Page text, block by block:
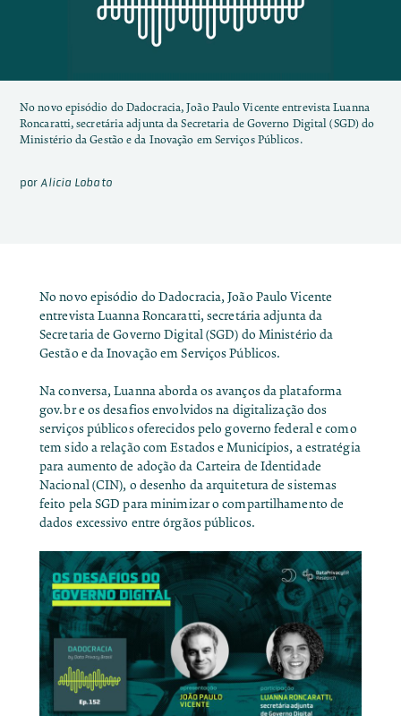
No novo episódio do Dadocracia, João Paulo Vicente entrevista Luanna
Roncaratti, secretária adjunta da Secretaria de Governo Digital (SGD) do
Ministério da Gestão e da Inovação em Serviços Públicos.
porAlicia Lobato
No novo episódio do Dadocracia, João Paulo Vicente
entrevista Luanna Roncaratti, secretária adjunta da
Secretaria de Governo Digital (SGD) do Ministério da
Gestão e da Inovação em Serviços Públicos.
Na conversa, Luanna aborda os avanços da plataforma
gov.br e os desafios envolvidos na digitalização dos
serviços públicos oferecidos pelo governo federal e como
tem sido a relação com Estados e Municípios, a estratégia
para aumento de adoção da Carteira de Identidade
Nacional (CIN), o desenho da arquitetura de sistemas
feito pela SGD para minimizar o compartilhamento de
dados excessivo entre órgãos públicos.